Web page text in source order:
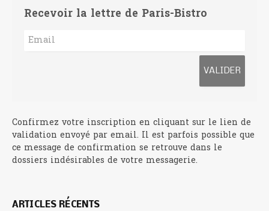
Recevoir la lettre de Paris-Bistro
Confirmez votre inscription en cliquant sur le lien de
validation envoyé par email. Il est parfois possible que
ce message de confirmation se retrouve dans le
dossiers indésirables de votre messagerie.
ARTICLES RÉCENTS